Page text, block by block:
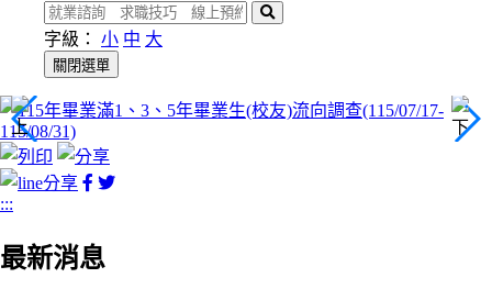
搜
字級： 小 中 大
關閉選單
facebook
twitter
:::
最新消息